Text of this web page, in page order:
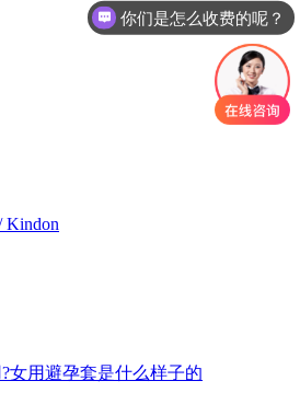
Kindon
女用避孕套是什么样子的
你们是怎么收费的呢？